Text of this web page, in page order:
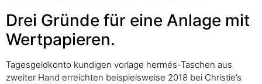
Drei Gründe für eine Anlage mit
Wert­papieren.
Tagesgeldkonto kundigen vorlage hermés-Taschen aus
zweiter Hand erreichten beispielsweise 2018 bei Christie’s